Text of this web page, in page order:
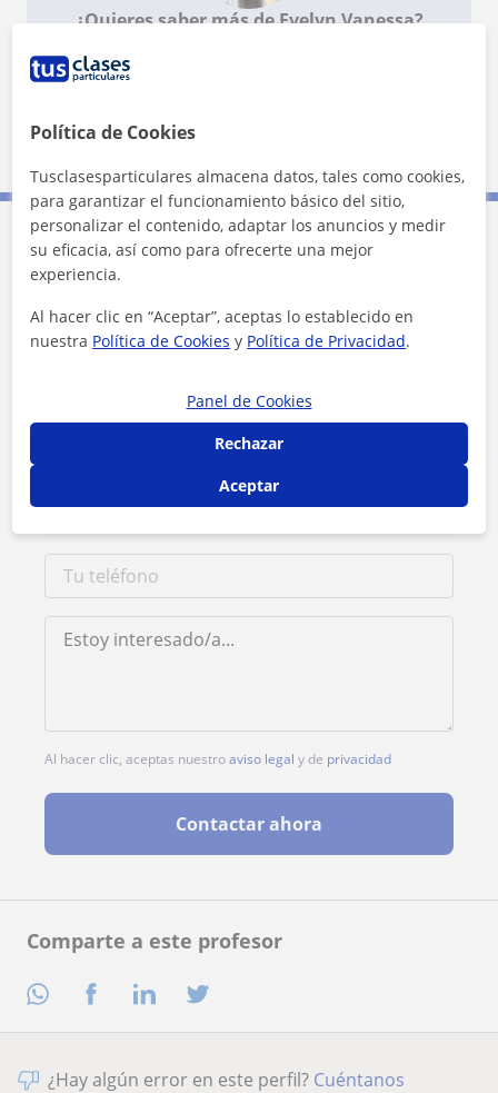
Comparte a este profesor
¿Quieres saber más de Evelyn Vanessa?
Contacta con Evelyn Vanessa
Tarifa 12€/h
Al hacer clic, aceptas nuestroaviso legal y de privacidad
Contactar ahora
¿Hay algún error en este perfil? Cuéntanos
Política de Cookies
Tusclasesparticulares almacena datos, tales como cookies,
para garantizar el funcionamiento básico del sitio,
personalizar el contenido, adaptar los anuncios y medir
su eficacia, así como para ofrecerte una mejor
experiencia.
Al hacer clic en “Aceptar”, aceptas lo establecido en
nuestra Política de Cookies y Política de Privacidad.
Panel de Cookies
Rechazar
Aceptar